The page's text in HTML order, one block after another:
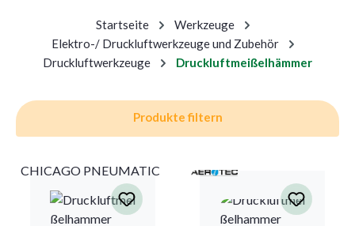
Startseite
Werkzeuge
Elektro-/ Druckluftwerkzeuge und Zubehör
Druckluftwerkzeuge
Druckluftmeißelhämmer
Produkte filtern
CHICAGO PNEUMATIC